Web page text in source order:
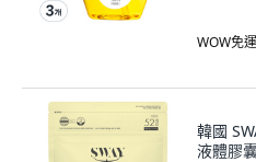
WOW免運
韓國
液體膠